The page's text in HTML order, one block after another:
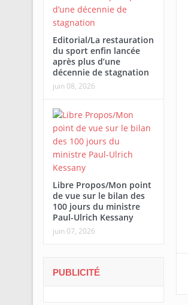
Editorial/La restauration
du sport enfin lancée
après plus d’une
décennie de stagnation
juin 08, 2026
Libre Propos/Mon point
de vue sur le bilan des
100 jours du ministre
Paul-Ulrich Kessany
juin 07, 2026
PUBLICITÉ